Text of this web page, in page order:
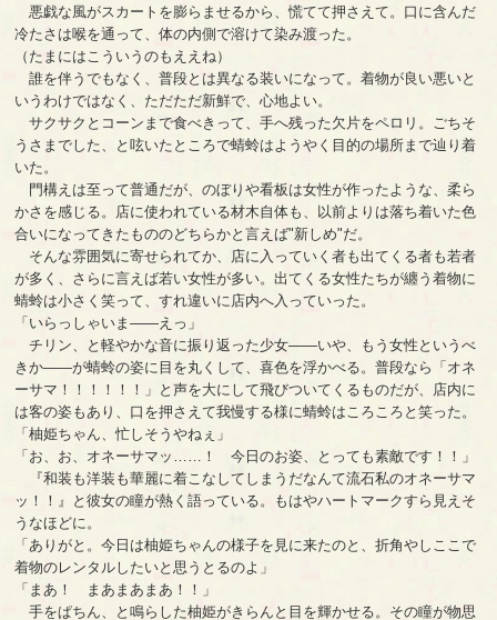
悪戯な風がスカートを膨らませるから、慌てて押さえて。口に含んだ
冷たさは喉を通って、体の内側で溶けて染み渡った。
（たまにはこういうのもええね）
誰を伴うでもなく、普段とは異なる装いになって。着物が良い悪いと
いうわけではなく、ただただ新鮮で、心地よい。
サクサクとコーンまで食べきって、手へ残った欠片をペロリ。ごちそ
うさまでした、と呟いたところで蜻蛉はようやく目的の場所まで辿り着
いた。
門構えは至って普通だが、のぼりや看板は女性が作ったような、柔ら
かさを感じる。店に使われている材木自体も、以前よりは落ち着いた色
合いになってきたもののどちらかと言えば"新しめ"だ。
そんな雰囲気に寄せられてか、店に入っていく者も出てくる者も若者
が多く、さらに言えば若い女性が多い。出てくる女性たちが纏う着物に
蜻蛉は小さく笑って、すれ違いに店内へ入っていった。
「いらっしゃいま――えっ」
チリン、と軽やかな音に振り返った少女――いや、もう女性というべ
きか――が蜻蛉の姿に目を丸くして、喜色を浮かべる。普段なら「オネ
ーサマ！！！！！！」と声を大にして飛びついてくるものだが、店内に
は客の姿もあり、口を押さえて我慢する様に蜻蛉はころころと笑った。
「柚姫ちゃん、忙しそうやねぇ」
「お、お、オネーサマッ……！ 今日のお姿、とっても素敵です！！」
『和装も洋装も華麗に着こなしてしまうだなんて流石私のオネーサマ
ッ！！』と彼女の瞳が熱く語っている。もはやハートマークすら見えそ
うなほどに。
「ありがと。今日は柚姫ちゃんの様子を見に来たのと、折角やしここで
着物のレンタルしたいと思うとるのよ」
「まあ！ まあまあまあ！！」
手をぱちん、と鳴らした柚姫がきらんと目を輝かせる。その瞳が物思